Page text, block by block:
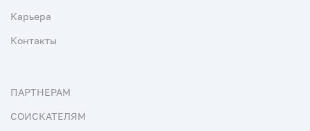
Карьера
Контакты
ПАРТНЕРАМ
СОИСКАТЕЛЯМ